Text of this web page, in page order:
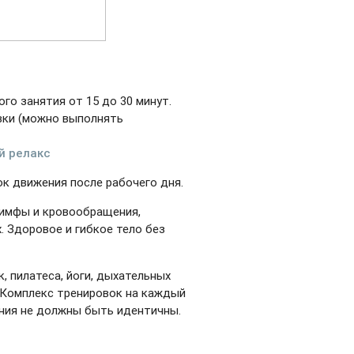
занятия от 15 до 30 минут.
(можно выполнять
релакс
движения после рабочего дня.
и кровообращения,
Здоровое и гибкое тело без
йоги, дыхательных
тренировок на каждый
не должны быть идентичны.